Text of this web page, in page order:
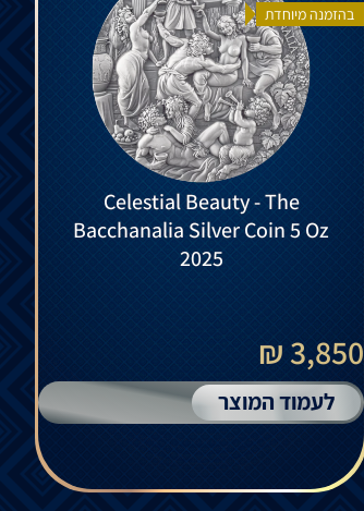
בהזמנה מיוחדת
Celestial Beauty - The
Bacchanalia Silver Coin 5 Oz
2025
3,850 ₪
לעמוד המוצר